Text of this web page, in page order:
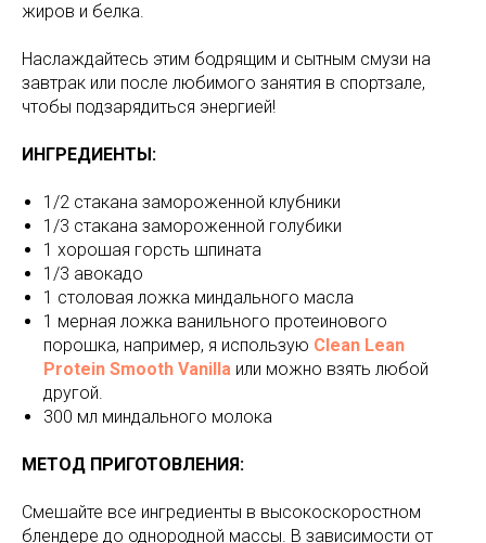
жиров и белка.
Наслаждайтесь этим бодрящим и сытным смузи на
завтрак или после любимого занятия в спортзале,
чтобы подзарядиться энергией!
ИНГРЕДИЕНТЫ:
1/2 стакана замороженной клубники
1/3 стакана замороженной голубики
1 хорошая горсть шпината
1/3 авокадо
1 столовая ложка миндального масла
1 мерная ложка ванильного протеинового
порошка, например, я использую Clean Lean
Protein Smooth Vanilla или можно взять любой
другой.
300 мл миндального молока
МЕТОД ПРИГОТОВЛЕНИЯ:
Смешайте все ингредиенты в высокоскоростном
блендере до однородной массы. В зависимости от